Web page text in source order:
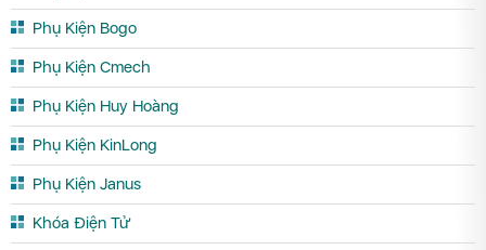
Phụ Kiện Bogo
Phụ Kiện Cmech
Phụ Kiện Huy Hoàng
Phụ Kiện KinLong
Phụ Kiện Janus
Khóa Điện Tử